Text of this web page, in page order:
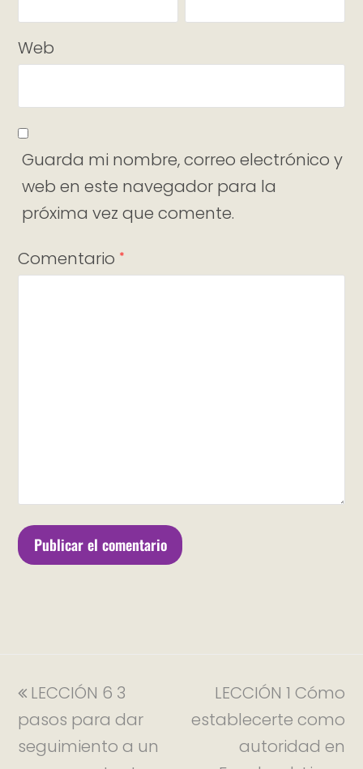
Web
Guarda mi nombre, correo electrónico y
web en este navegador para la
próxima vez que comente.
Comentario *
LECCIÓN 6 3
pasos para dar
seguimiento a un
LECCIÓN 1 Cómo
establecerte como
autoridad en